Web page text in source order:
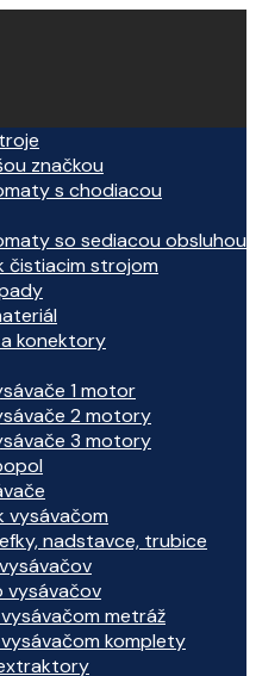
značkou
s chodiacou
so sediacou obsluhou
čistiacim strojom
konektory
1 motor
2 motory
3 motory
vysávačom
nadstavce, trubice
vysávačov
metráž
komplety